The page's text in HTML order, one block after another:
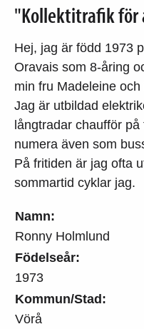
Namn:
Ronny Holmlund
Födelseår:
1973
Kommun/Stad:
Vörå
"Kollektitrafik för
Hej, jag är född 1973
Oravais som 8-åring
min fru Madeleine och
Jag är utbildad
långtradar chaufför
numera även som
På fritiden är jag ofta
sommartid cyklar jag.